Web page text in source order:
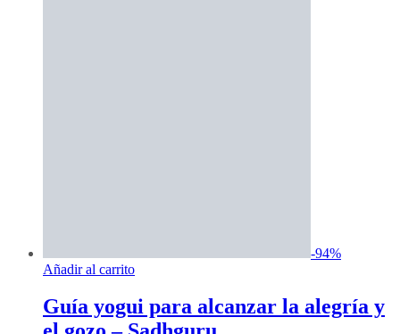
-94%
Añadir al carrito
Guía yogui para alcanzar la alegría y